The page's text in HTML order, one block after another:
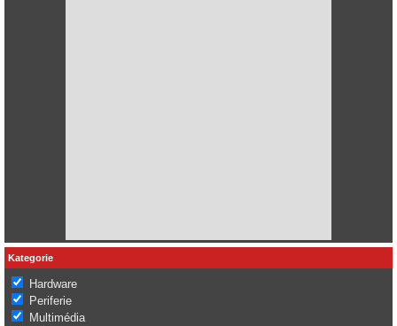
Kategorie
Hardware
Periferie
Multimédia